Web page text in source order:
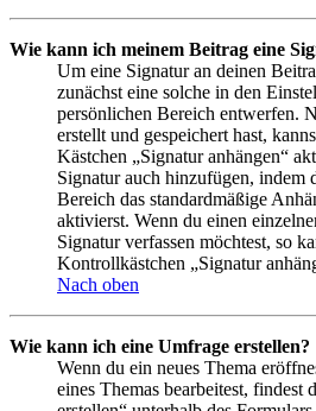
Wie kann ich meinem Beitrag eine
Um eine Signatur an deinen
zunächst eine solche in den
persönlichen Bereich entwerfen.
erstellt und gespeichert hast,
Kästchen „Signatur anhängen“
Signatur auch hinzufügen, indem
Bereich das standardmäßige
aktivierst. Wenn du einen
Signatur verfassen möchtest, so
Kontrollkästchen „Signatur
Nach oben
Wie kann ich eine Umfrage erstellen?
Wenn du ein neues Thema
eines Themas bearbeitest, findest